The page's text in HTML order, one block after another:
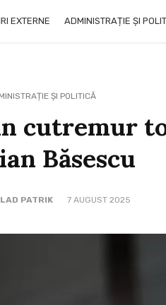
EXTERNE ADMINISTRAȚIE ȘI
ȘI POLITICĂ
cutremur
Băsescu
PATRIK 7 AUGUST 2025